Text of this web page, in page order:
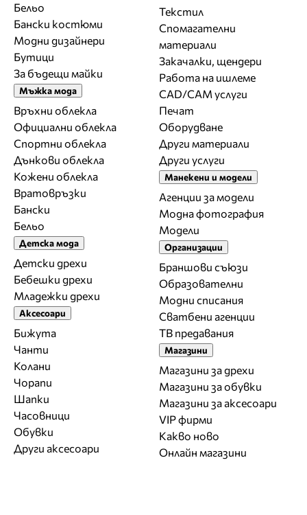
Бельо
Бански костюми
Модни дизайнери
Бутици
За бъдещи майки
Мъжка мода
Връхни облекла
Официални облекла
Спортни облекла
Дънкови облекла
Кожени облекла
Вратовръзки
Бански
Бельо
Детска мода
Детски дрехи
Бебешки дрехи
Младежки дрехи
Аксесоари
Бижута
Чанти
Колани
Чорапи
Шапки
Часовници
Обувки
Други аксесоари
Текстил
Спомагателни
материали
Закачалки, щендери
Работа на ишлеме
CAD/CAM услуги
Печат
Оборудване
Други материали
Други услуги
Манекени и модели
Агенции за модели
Модна фотография
Модели
Организации
Браншови съюзи
Образователни
Модни списания
Сватбени агенции
ТВ предавания
Магазини
Магазини за дрехи
Магазини за обувки
Магазини за aксесоари
VIP фирми
Какво ново
Онлайн магазини